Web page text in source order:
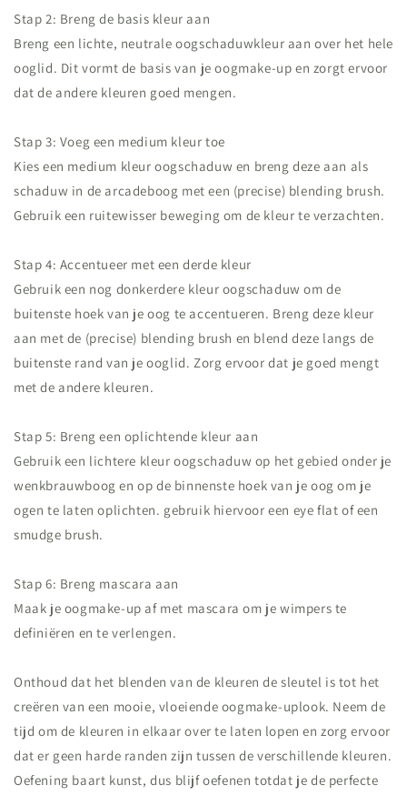
Stap 2: Breng de basis kleur aan
Breng een lichte, neutrale oogschaduwkleur aan over het hele
ooglid. Dit vormt de basis van je oogmake-up en zorgt ervoor
dat de andere kleuren goed mengen.
Stap 3: Voeg een medium kleur toe
Kies een medium kleur oogschaduw en breng deze aan als
schaduw in de arcadeboog met een (precise) blending brush.
Gebruik een ruitewisser beweging om de kleur te verzachten.
Stap 4: Accentueer met een derde kleur
Gebruik een nog donkerdere kleur oogschaduw om de
buitenste hoek van je oog te accentueren. Breng deze kleur
aan met de (precise) blending brush en blend deze langs de
buitenste rand van je ooglid. Zorg ervoor dat je goed mengt
met de andere kleuren.
Stap 5: Breng een oplichtende kleur aan
Gebruik een lichtere kleur oogschaduw op het gebied onder je
wenkbrauwboog en op de binnenste hoek van je oog om je
ogen te laten oplichten. gebruik hiervoor een eye flat of een
smudge brush.
Stap 6: Breng mascara aan
Maak je oogmake-up af met mascara om je wimpers te
definiëren en te verlengen.
Onthoud dat het blenden van de kleuren de sleutel is tot het
creëren van een mooie, vloeiende oogmake-uplook. Neem de
tijd om de kleuren in elkaar over te laten lopen en zorg ervoor
dat er geen harde randen zijn tussen de verschillende kleuren.
Oefening baart kunst, dus blijf oefenen totdat je de perfecte